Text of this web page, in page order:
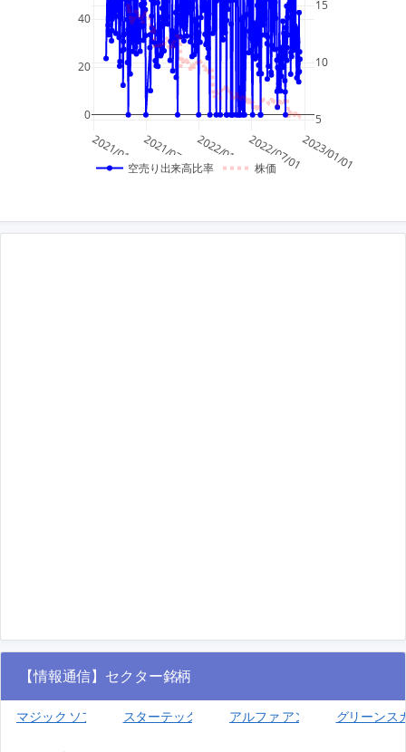
2021/01/012021/07/012022/01/012022/07/012023/01/01
0
20
40
5
10
15
空売り出来高比率 株価
【情報通信】セクター銘柄
マジック ソフトウェア エンタープライゼズ(MGIC)
スターテック(SRT)アルファ アンド オメガ セミ
グリーンス